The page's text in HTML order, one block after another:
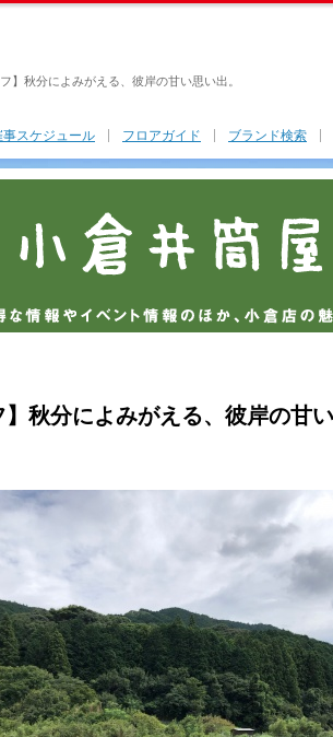
】秋分によみがえる、彼岸の甘い思い出。
事スケジュール フロアガイド ブランド検索
】秋分によみがえる、彼岸の甘い